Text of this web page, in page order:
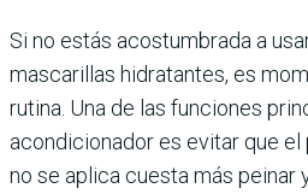
Si no estás acostumbrada a
mascarillas hidratantes, es
rutina. Una de las funciones
acondicionador es evitar que el
no se aplica cuesta más peinar